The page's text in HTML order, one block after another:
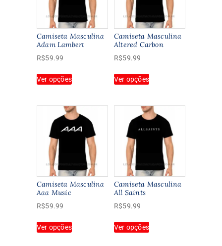
Camiseta Masculina
Adam Lambert
R$59.99
Ver opçõesproduto
várias
variantes.
As
opções
podem
escolhidas
na
Camiseta Masculina
Altered Carbon
R$59.99
Ver opçõesproduto
várias
variantes.
opções
podem
escolhidas
na
Camiseta Masculina
Aaa Music
R$59.99
Ver opçõesproduto
Camiseta Masculina
All Saints
R$59.99
Ver opçõesproduto